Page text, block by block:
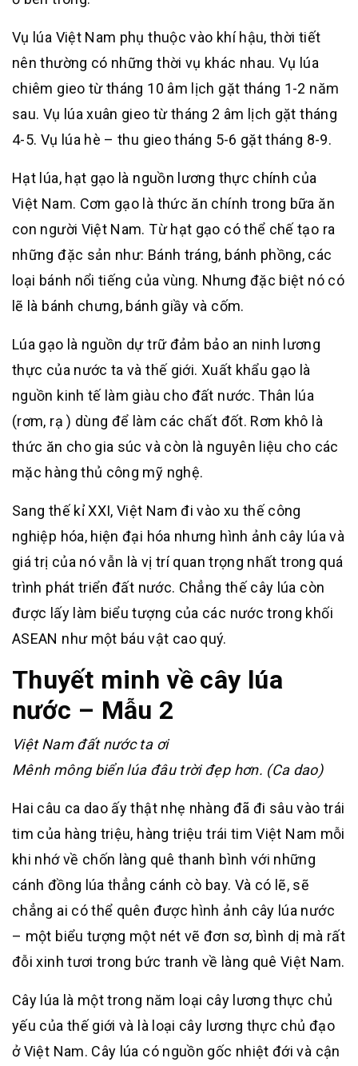
Vụ lúa Việt Nam phụ thuộc vào khí hậu, thời tiết
nên thường có những thời vụ khác nhau. Vụ lúa
chiêm gieo từ tháng 10 âm lịch gặt tháng 1-2 năm
sau. Vụ lúa xuân gieo từ tháng 2 âm lịch gặt tháng
4-5. Vụ lúa hè – thu gieo tháng 5-6 gặt tháng 8-9.
Hạt lúa, hạt gạo là nguồn lương thực chính của
Việt Nam. Cơm gạo là thức ăn chính trong bữa ăn
con người Việt Nam. Từ hạt gạo có thể chế tạo ra
những đặc sản như: Bánh tráng, bánh phồng, các
loại bánh nổi tiếng của vùng. Nhưng đặc biệt nó có
lẽ là bánh chưng, bánh giầy và cốm.
Lúa gạo là nguồn dự trữ đảm bảo an ninh lương
thực của nước ta và thế giới. Xuất khẩu gạo là
nguồn kinh tế làm giàu cho đất nước. Thân lúa
(rơm, rạ ) dùng để làm các chất đốt. Rơm khô là
thức ăn cho gia súc và còn là nguyên liệu cho các
mặc hàng thủ công mỹ nghệ.
Sang thế kỉ XXI, Việt Nam đi vào xu thế công
nghiệp hóa, hiện đại hóa nhưng hình ảnh cây lúa và
giá trị của nó vẫn là vị trí quan trọng nhất trong quá
trình phát triển đất nước. Chẳng thế cây lúa còn
được lấy làm biểu tượng của các nước trong khối
ASEAN như một báu vật cao quý.
Thuyết minh về cây lúa
nước – Mẫu 2
Việt Nam đất nước ta ơi
Mênh mông biển lúa đâu trời đẹp hơn. (Ca dao)
Hai câu ca dao ấy thật nhẹ nhàng đã đi sâu vào trái
tim của hàng triệu, hàng triệu trái tim Việt Nam mỗi
khi nhớ về chốn làng quê thanh bình với những
cánh đồng lúa thẳng cánh cò bay. Và có lẽ, sẽ
chẳng ai có thể quên được hình ảnh cây lúa nước
– một biểu tượng một nét vẽ đơn sơ, bình dị mà rất
đỗi xinh tươi trong bức tranh về làng quê Việt Nam.
Cây lúa là một trong năm loại cây lương thực chủ
yếu của thế giới và là loại cây lương thực chủ đạo
ở Việt Nam. Cây lúa có nguồn gốc nhiệt đới và cận